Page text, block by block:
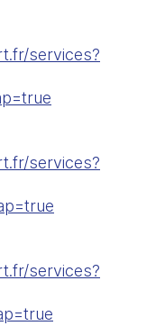
services?
services?
services?